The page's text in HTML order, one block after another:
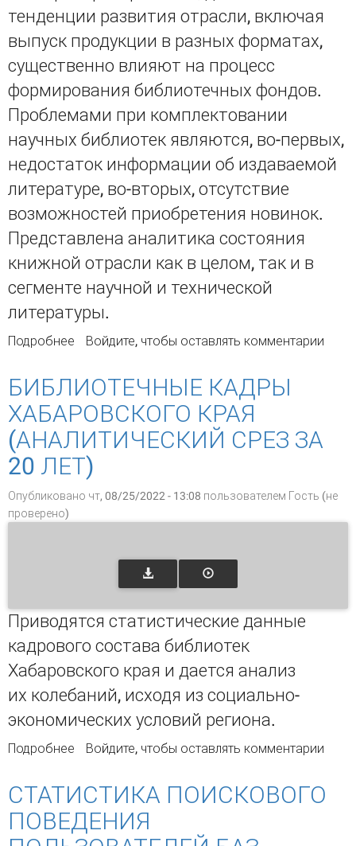
тенденции развития отрасли, включая
выпуск продукции в разных форматах,
существенно влияют на процесс
формирования библиотечных фондов.
Проблемами при комплектовании
научных библиотек являются, во-первых,
недостаток информации об издаваемой
литературе, во-вторых, отсутствие
возможностей приобретения новинок.
Представлена аналитика состояния
книжной отрасли как в целом, так и в
сегменте научной и технической
литературы.
Подробнее о Российский издательский рынок и
библиотек
Войдите, чтобы оставлять комментарии
БИБЛИОТЕЧНЫЕ КАДРЫ
ХАБАРОВСКОГО КРАЯ
(АНАЛИТИЧЕСКИЙ СРЕЗ ЗА
20 ЛЕТ)
Опубликовано чт, 08/25/2022 - 13:08 пользователем Гость (не
проверено)
Приводятся статистические данные
кадрового состава библиотек
Хабаровского края и дается анализ
их колебаний, исходя из социально-
экономических условий региона.
Подробнее о БИБЛИОТЕЧНЫЕ КАДРЫ ХАБАРОВСКОГО
Войдите, чтобы оставлять комментарии
СТАТИСТИКА ПОИСКОВОГО
ПОВЕДЕНИЯ